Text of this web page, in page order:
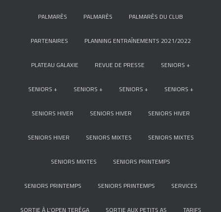
PALMARÈS PALMARÈS PALMARÈS DU CLUB
PARTENAIRES PLANNING ENTRAÎNEMENTS 2021/2022
PLATEAU GALAXIE REVUE DE PRESSE SENIORS +
SENIORS + SENIORS + SENIORS + SENIORS +
SENIORS HIVER SENIORS HIVER SENIORS HIVER
SENIORS HIVER SENIORS MIXTES SENIORS MIXTES
SENIORS MIXTES SENIORS PRINTEMPS
SENIORS PRINTEMPS SENIORS PRINTEMPS SERVICES
SORTIE À L’OPEN TERÉGA SORTIE AUX PETITS AS TARIFS